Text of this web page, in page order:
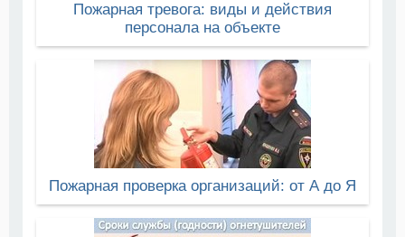
Пожарная тревога: виды и действия
персонала на объекте
Пожарная проверка организаций: от А до Я